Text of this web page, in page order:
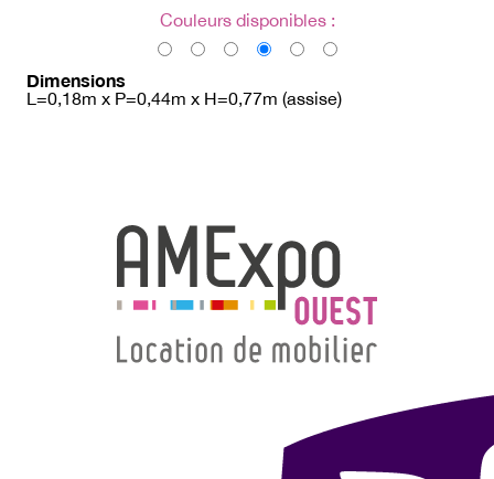
Couleurs disponibles :
Dimensions
L=0,18m x P=0,44m x H=0,77m (assise)